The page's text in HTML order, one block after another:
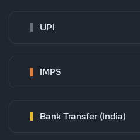
UPI
IMPS
Bank Transfer (India)